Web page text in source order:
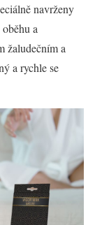
navrženy
a
žaludečním a
a rychle se